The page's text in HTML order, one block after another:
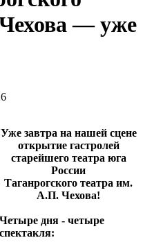
— уже
Уже завтра на нашей сцене
открытие гастролей
старейшего театра юга
России
Таганрогского театра им.
А.П. Чехова!
Четыре дня - четыре
спектакля: